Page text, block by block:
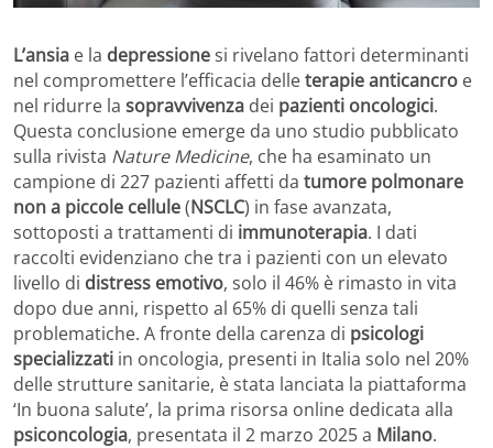
L’ansia e la depressionesi rivelano fattori determinanti
nel compromettere l’efficacia delleterapie anticancro e
nel ridurre la sopravvivenza dei pazienti oncologici.
Questa conclusione emerge da uno studio pubblicato
sulla rivista Nature Medicine, che ha esaminato un
campione di 227 pazienti affetti da tumore polmonare
non a piccole cellule(NSCLC) in fase avanzata,
sottoposti a trattamenti di immunoterapia. I dati
raccolti evidenziano che tra i pazienti con un elevato
livello di distress emotivo, solo il 46% è rimasto in vita
dopo due anni, rispetto al 65% di quelli senza tali
problematiche. A fronte della carenza di psicologi
specializzati in oncologia, presenti in Italia solo nel 20%
delle strutture sanitarie, è stata lanciata la piattaforma
‘In buona salute’, la prima risorsa online dedicata alla
psiconcologia, presentata il 2 marzo 2025 a Milano.